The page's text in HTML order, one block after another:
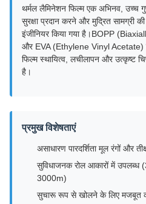
थर्मल लैमिनेशन फिल्म एक अभिनव, उच्च
सुरक्षा प्रदान करने और मुद्रित सामग्री
इंजीनियर किया गया है।BOPP
और EVA (Ethylene Vinyl Acetate) के
फिल्म स्थायित्व, लचीलापन और उत्कृष्ट
है।
प्रमुख विशेषताएं
असाधारण पारदर्शिता मूल रंगों और
सुविधाजनक रोल आकारों में
3000m)
सुचारू रूप से खोलने के लिए मजबूत